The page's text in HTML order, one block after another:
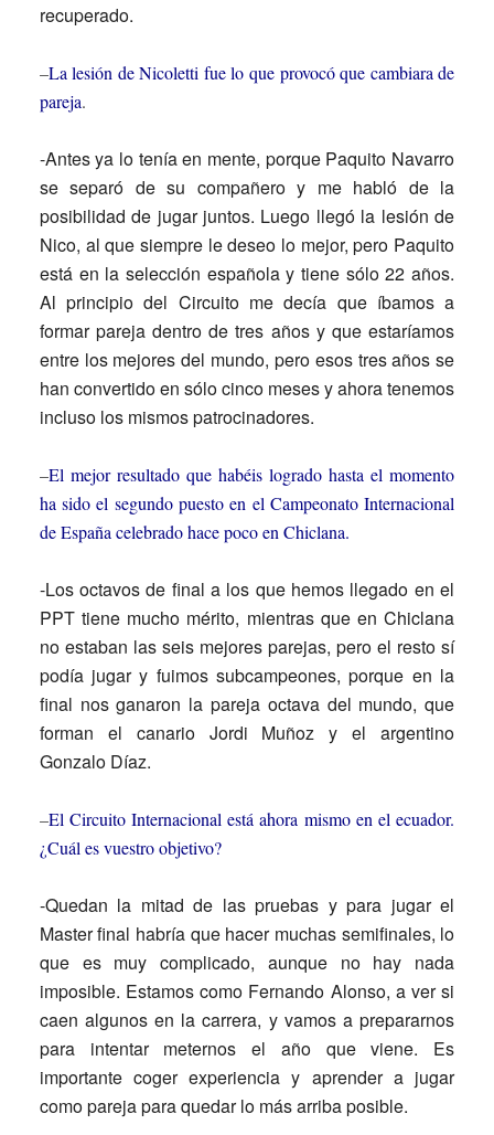
recuperado.
–La lesión de Nicoletti fue lo que provocó que cambiara de
pareja.
-Antes ya lo tenía en mente, porque Paquito Navarro
se separó de su compañero y me habló de la
posibilidad de jugar juntos. Luego llegó la lesión de
Nico, al que siempre le deseo lo mejor, pero Paquito
está en la selección española y tiene sólo 22 años.
Al principio del Circuito me decía que íbamos a
formar pareja dentro de tres años y que estaríamos
entre los mejores del mundo, pero esos tres años se
han convertido en sólo cinco meses y ahora tenemos
incluso los mismos patrocinadores.
–El mejor resultado que habéis logrado hasta el momento
ha sido el segundo puesto en el Campeonato Internacional
de España celebrado hace poco en Chiclana.
-Los octavos de final a los que hemos llegado en el
PPT tiene mucho mérito, mientras que en Chiclana
no estaban las seis mejores parejas, pero el resto sí
podía jugar y fuimos subcampeones, porque en la
final nos ganaron la pareja octava del mundo, que
forman el canario Jordi Muñoz y el argentino
Gonzalo Díaz.
–El Circuito Internacional está ahora mismo en el ecuador.
¿Cuál es vuestro objetivo?
-Quedan la mitad de las pruebas y para jugar el
Master final habría que hacer muchas semifinales, lo
que es muy complicado, aunque no hay nada
imposible. Estamos como Fernando Alonso, a ver si
caen algunos en la carrera, y vamos a prepararnos
para intentar meternos el año que viene. Es
importante coger experiencia y aprender a jugar
como pareja para quedar lo más arriba posible.